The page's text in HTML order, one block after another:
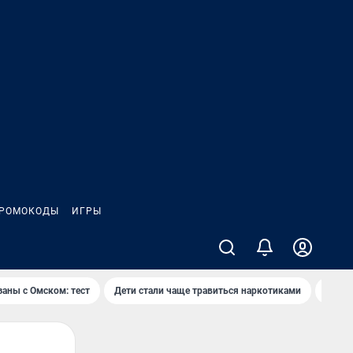
ИГРЫ
с Омском: тест Дети стали чаще травиться наркотиками